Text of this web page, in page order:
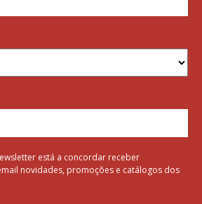
está a concordar receber
novidades, promoções e catálogos dos